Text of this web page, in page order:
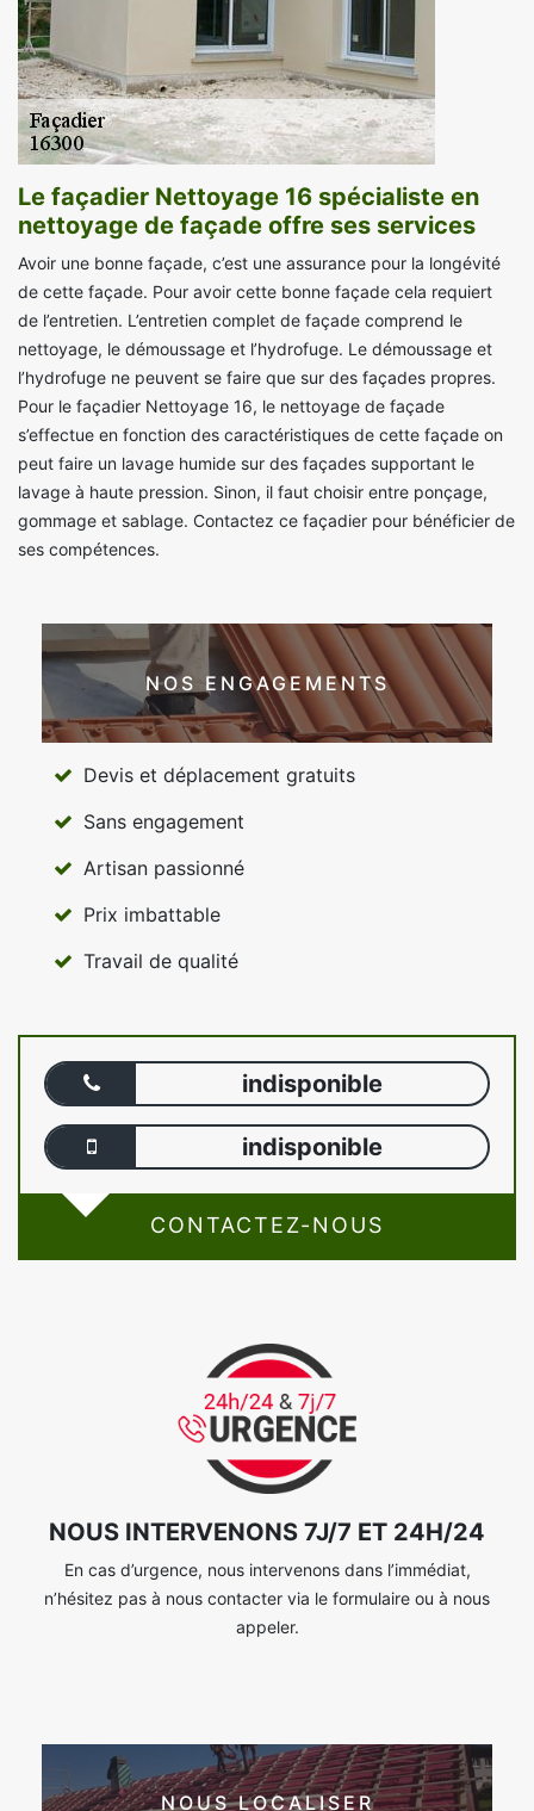
Le façadier Nettoyage 16 spécialiste en
nettoyage de façade offre ses services
Avoir une bonne façade, c’est une assurance pour la longévité
de cette façade. Pour avoir cette bonne façade cela requiert
de l’entretien. L’entretien complet de façade comprend le
nettoyage, le démoussage et l’hydrofuge. Le démoussage et
l’hydrofuge ne peuvent se faire que sur des façades propres.
Pour le façadier Nettoyage 16, le nettoyage de façade
s’effectue en fonction des caractéristiques de cette façade on
peut faire un lavage humide sur des façades supportant le
lavage à haute pression. Sinon, il faut choisir entre ponçage,
gommage et sablage. Contactez ce façadier pour bénéficier de
ses compétences.
NOS ENGAGEMENTS
Devis et déplacement gratuits
Sans engagement
Artisan passionné
Prix imbattable
Travail de qualité
indisponible
indisponible
CONTACTEZ-NOUS
NOUS INTERVENONS 7J/7 ET 24H/24
En cas d’urgence, nous intervenons dans l’immédiat,
n’hésitez pas à nous contacter via le formulaire ou à nous
appeler.
NOUS LOCALISER